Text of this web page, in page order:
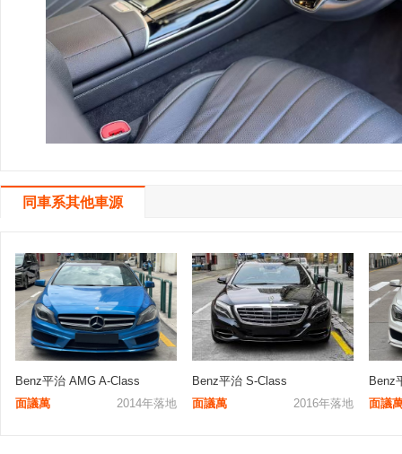
同車系其他車源
Benz平治 AMG A-Class
2014年落地
面議萬
Benz平治 S-Class
2016年落地
面議萬
Benz
面議